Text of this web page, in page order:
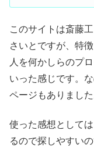
このサイトは斎藤
さいとですが、特
人を何かしらのプ
いった感じです。
ページもありました
使った感想として
るので探しやすい